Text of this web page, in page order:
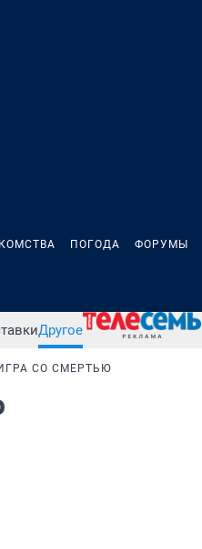
ПОГОДА ФОРУМЫ
Другое
СО СМЕРТЬЮ